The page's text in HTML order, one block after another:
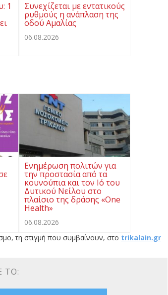
1 Συνεχίζεται με εντατικούς
ρυθμούς η ανάπλαση της
οδού Αμαλίας
06.08.2026
Ενημέρωση πολιτών για
την προστασία από τα
κουνούπια και τον Ιό του
Δυτικού Νείλου στο
πλαίσιο της δράσης «One
Health»
06.08.2026
τη στιγμή που συμβαίνουν, στο trikalain.gr
ΤΟ: